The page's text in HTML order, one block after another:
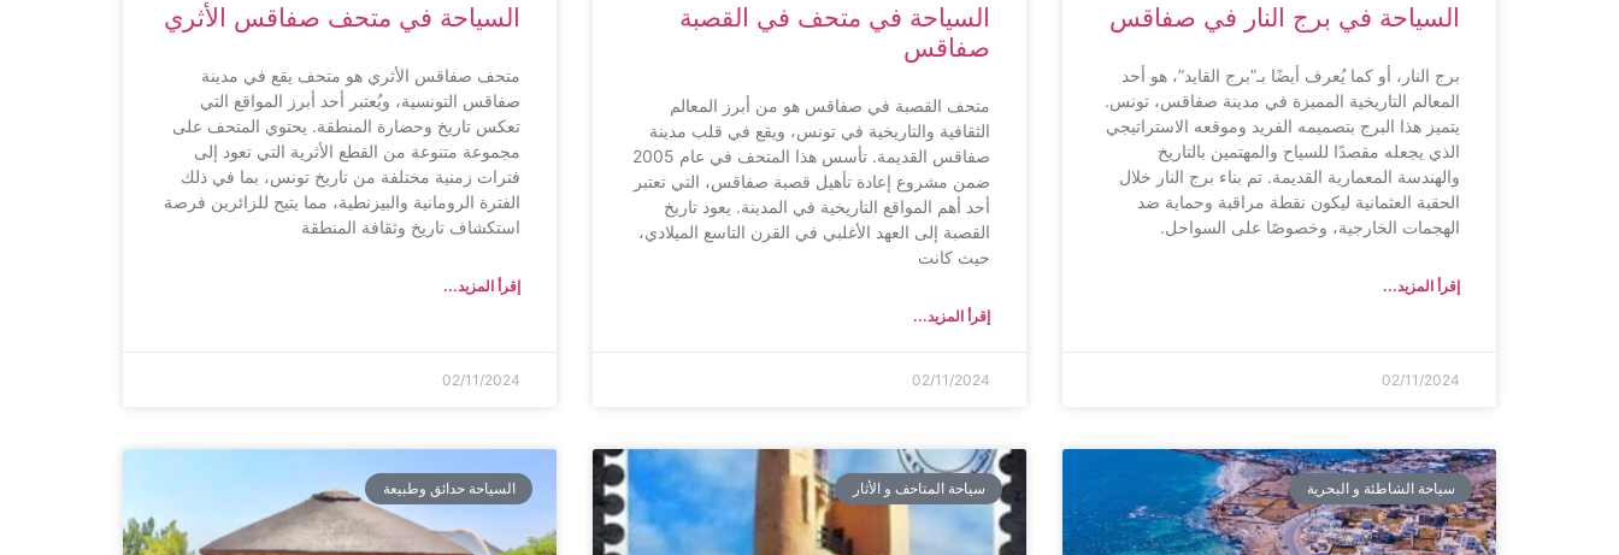
السياحة في برج النار في صفاقس
برج النار، أو كما يُعرف أيضًا بـ”برج القايد”، هو أحد
المعالم التاريخية المميزة في مدينة صفاقس، تونس.
يتميز هذا البرج بتصميمه الفريد وموقعه الاستراتيجي
الذي يجعله مقصدًا للسياح والمهتمين بالتاريخ
والهندسة المعمارية القديمة. تم بناء برج النار خلال
الحقبة العثمانية ليكون نقطة مراقبة وحماية ضد
الهجمات الخارجية، وخصوصًا على السواحل.
إقرأ المزيد...
02/11/2024
السياحة في متحف في القصبة
صفاقس
متحف القصبة في صفاقس هو من أبرز المعالم
الثقافية والتاريخية في تونس، ويقع في قلب مدينة
صفاقس القديمة. تأسس هذا المتحف في عام 2005
ضمن مشروع إعادة تأهيل قصبة صفاقس، التي تعتبر
أحد أهم المواقع التاريخية في المدينة. يعود تاريخ
القصبة إلى العهد الأغلبي في القرن التاسع الميلادي،
حيث كانت
إقرأ المزيد...
02/11/2024
السياحة في متحف صفاقس الأثري
متحف صفاقس الأثري هو متحف يقع في مدينة
صفاقس التونسية، ويُعتبر أحد أبرز المواقع التي
تعكس تاريخ وحضارة المنطقة. يحتوي المتحف على
مجموعة متنوعة من القطع الأثرية التي تعود إلى
فترات زمنية مختلفة من تاريخ تونس، بما في ذلك
الفترة الرومانية والبيزنطية، مما يتيح للزائرين فرصة
استكشاف تاريخ وثقافة المنطقة
إقرأ المزيد...
02/11/2024
سياحة الشاطئة و البحرية سياحة المتاحف و الأثار السياحة حدائق وطبيعة